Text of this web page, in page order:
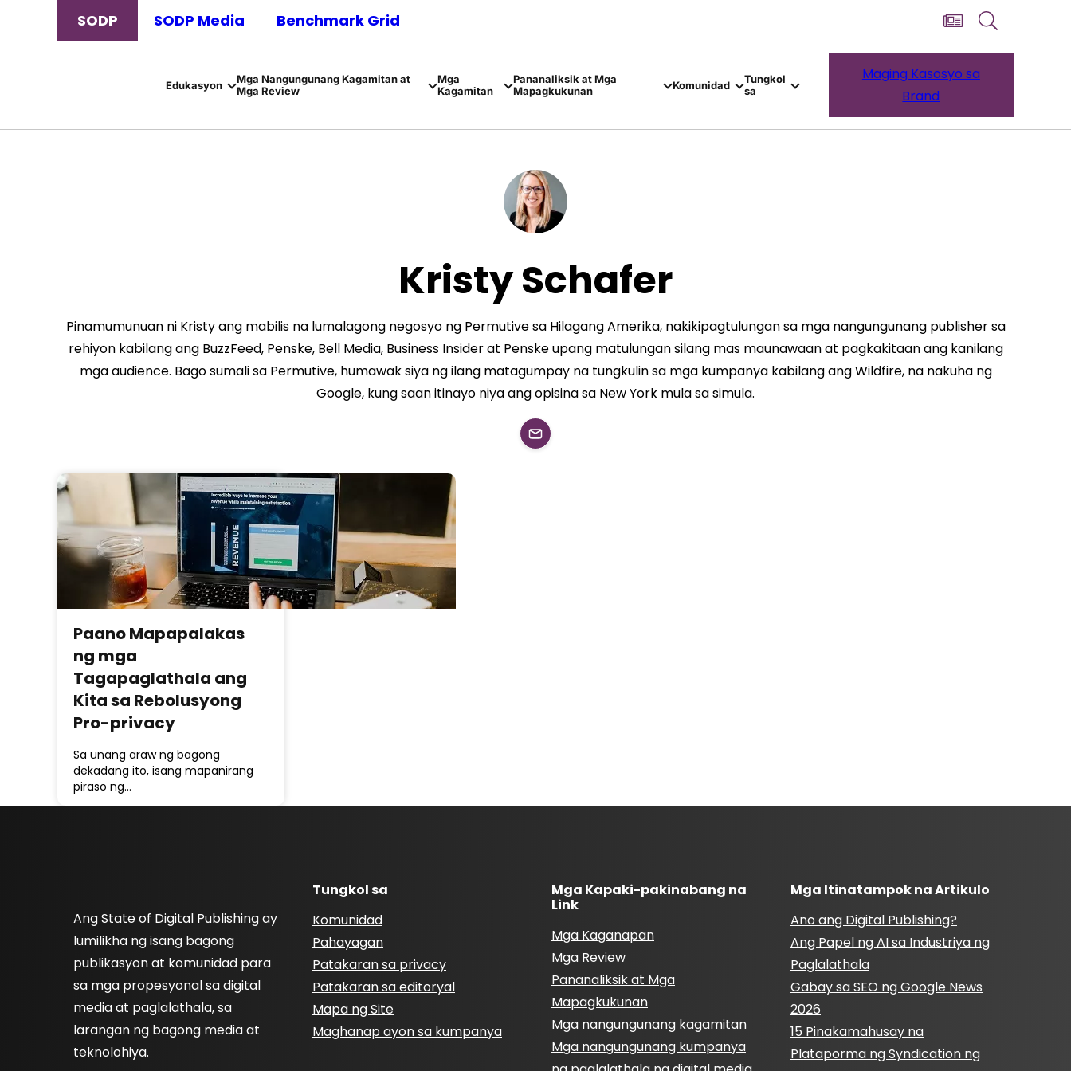
SODP SODP Media Benchmark Grid
Edukasyon
Mga Nangungunang Kagamitan at
Mga Review
Mga
Kagamitan
Pananaliksik at Mga
Mapagkukunan
Komunidad
Tungkol
sa
Maging Kasosyo sa
Brand
Kristy Schafer
Pinamumunuan ni Kristy ang mabilis na lumalagong negosyo ng Permutive sa Hilagang Amerika, nakikipagtulungan sa mga nangungunang publisher sa
rehiyon kabilang ang BuzzFeed, Penske, Bell Media, Business Insider at Penske upang matulungan silang mas maunawaan at pagkakitaan ang kanilang
mga audience. Bago sumali sa Permutive, humawak siya ng ilang matagumpay na tungkulin sa mga kumpanya kabilang ang Wildfire, na nakuha ng
Google, kung saan itinayo niya ang opisina sa New York mula sa simula.
Paano Mapapalakas
ng mga
Tagapaglathala ang
Kita sa Rebolusyong
Pro-privacy
Sa unang araw ng bagong
dekadang ito, isang mapanirang
piraso ng…
Ang State of Digital Publishing ay
lumilikha ng isang bagong
publikasyon at komunidad para
sa mga propesyonal sa digital
media at paglalathala, sa
larangan ng bagong media at
teknolohiya.
Tungkol sa
Komunidad
Pahayagan
Patakaran sa privacy
Patakaran sa editoryal
Mapa ng Site
Maghanap ayon sa kumpanya
Mga Kapaki-pakinabang na
Link
Mga Kaganapan
Mga Review
Pananaliksik at Mga
Mapagkukunan
Mga nangungunang kagamitan
Mga nangungunang kumpanya
Mga Itinatampok na Artikulo
Ano ang Digital Publishing?
Ang Papel ng AI sa Industriya ng
Paglalathala
Gabay sa SEO ng Google News
2026
15 Pinakamahusay na
Plataporma ng Syndication ng